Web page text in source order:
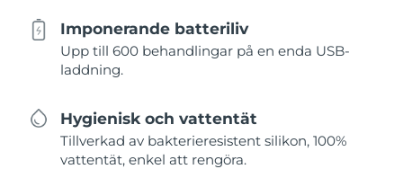
Imponerande batteriliv
Upp till 600 behandlingar på en enda USB-
laddning.
Hygienisk och vattentät
Tillverkad av bakterieresistent silikon, 100%
vattentät, enkel att rengöra.